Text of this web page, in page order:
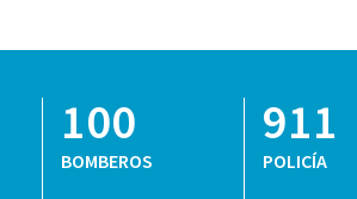
100
BOMBEROS
911
POLICÍA